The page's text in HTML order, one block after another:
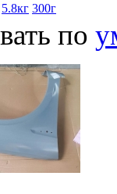
5.8кг 300г
по